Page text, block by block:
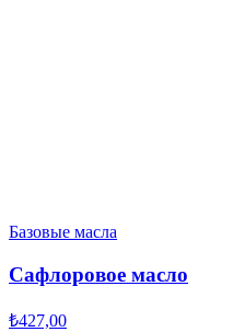
Базовые масла
Сафлоровое масло
₺427,00